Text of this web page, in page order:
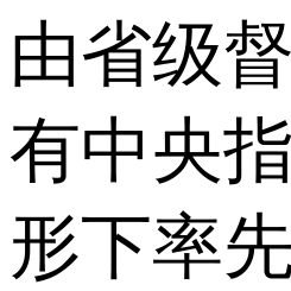
由省级
有中央
形下率